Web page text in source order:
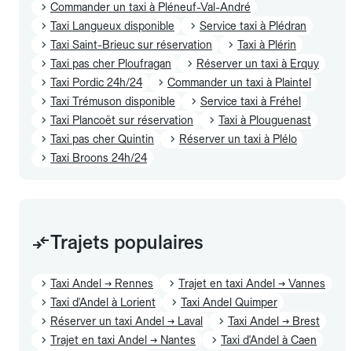
Commander un taxi à Pléneuf-Val-André
Taxi Langueux disponible
Service taxi à Plédran
Taxi Saint-Brieuc sur réservation
Taxi à Plérin
Taxi pas cher Ploufragan
Réserver un taxi à Erquy
Taxi Pordic 24h/24
Commander un taxi à Plaintel
Taxi Trémuson disponible
Service taxi à Fréhel
Taxi Plancoët sur réservation
Taxi à Plouguenast
Taxi pas cher Quintin
Réserver un taxi à Plélo
Taxi Broons 24h/24
Trajets populaires
Taxi Andel → Rennes
Trajet en taxi Andel → Vannes
Taxi d'Andel à Lorient
Taxi Andel Quimper
Réserver un taxi Andel → Laval
Taxi Andel → Brest
Trajet en taxi Andel → Nantes
Taxi d'Andel à Caen